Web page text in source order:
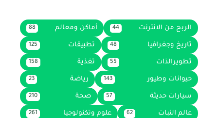
الربح من الانترنت 44 أماكن ومعالم 88
تاريخ وجغرافيا 48 تطبيقات 125
تطويرالذات 55 تغذية 158
حيوانات وطيور 143 رياضة 23
سيارات حديثة 57 صحة 210
عالم النبات 62 علوم وتكنولوجيا 261